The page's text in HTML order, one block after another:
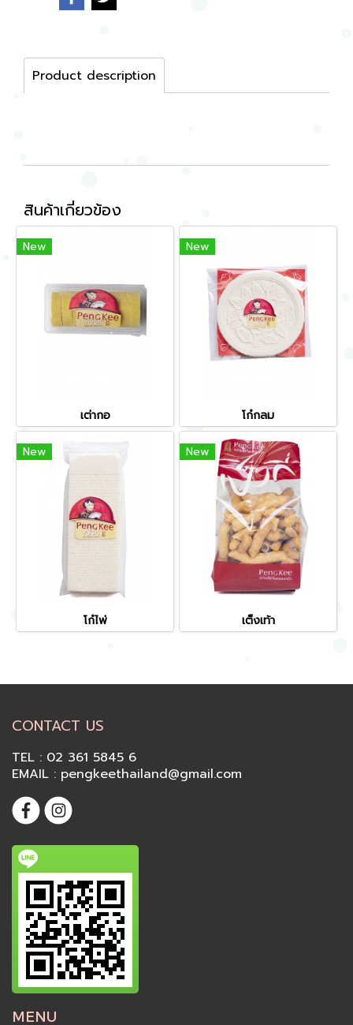
Product description
สินค้าเกี่ยวข้อง
New
เต่ากอ
New
โก๋กลม
New
โก๋ไพ่
New
เต็งเท้า
CONTACT US
TEL : 02 361 5845 6
EMAIL : pengkeethailand@gmail.com
MENU